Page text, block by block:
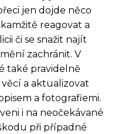
jen dojde něco
reagovat a
či se snažit najít
zachránit. V
také pravidelně
a aktualizovat
a fotografiemi.
i na neočekávané
při případné